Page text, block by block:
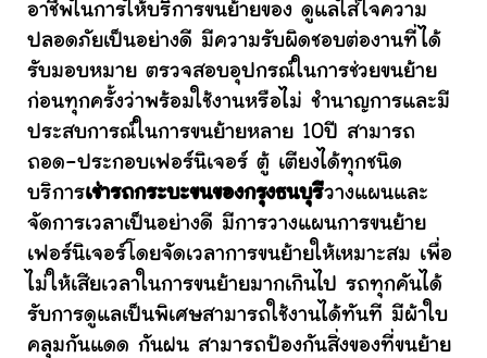
อาชีพในการให้บริการขนย้ายของ ดูแลใส่ใจความ
ปลอดภัยเป็นอย่างดี มีความรับผิดชอบต่องานที่ได้
รับมอบหมาย ตรวจสอบอุปกรณ์ในการช่วยขนย้าย
ก่อนทุกครั้งว่าพร้อมใช้งานหรือไม่ ชำนาญการและมี
ประสบการณ์ในการขนย้ายหลาย 10ปี สามารถ
ถอด-ประกอบเฟอร์นิเจอร์ ตู้ เตียงได้ทุกชนิด
บริการเช่ารถกระบะขนของกรุงธนบุรีวางแผนและ
จัดการเวลาเป็นอย่างดี มีการวางแผนการขนย้าย
เฟอร์นิเจอร์โดยจัดเวลาการขนย้ายให้เหมาะสม เพื่อ
ไม่ให้เสียเวลาในการขนย้ายมากเกินไป รถทุกคันได้
รับการดูแลเป็นพิเศษสามารถใช้งานได้ทันที มีผ้าใบ
คลุมกันแดด กันฝน สามารถป้องกันสิ่งของที่ขนย้าย